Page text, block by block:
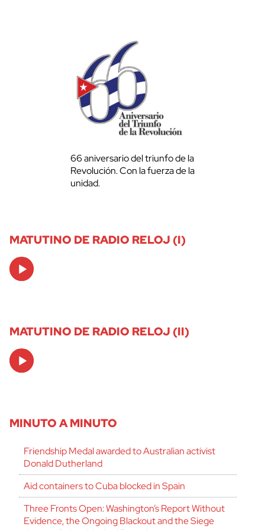
66 aniversario del triunfo de la
Revolución. Con la fuerza de la
unidad.
MATUTINO DE RADIO RELOJ (I)
Audio
Player
MATUTINO DE RADIO RELOJ (II)
Audio
Player
MINUTO A MINUTO
Friendship Medal awarded to Australian activist
Donald Dutherland
Aid containers to Cuba blocked in Spain
Three Fronts Open: Washington’s Report Without
Evidence, the Ongoing Blackout and the Siege